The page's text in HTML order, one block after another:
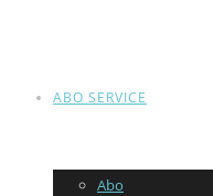
ABO SERVICE
Abo